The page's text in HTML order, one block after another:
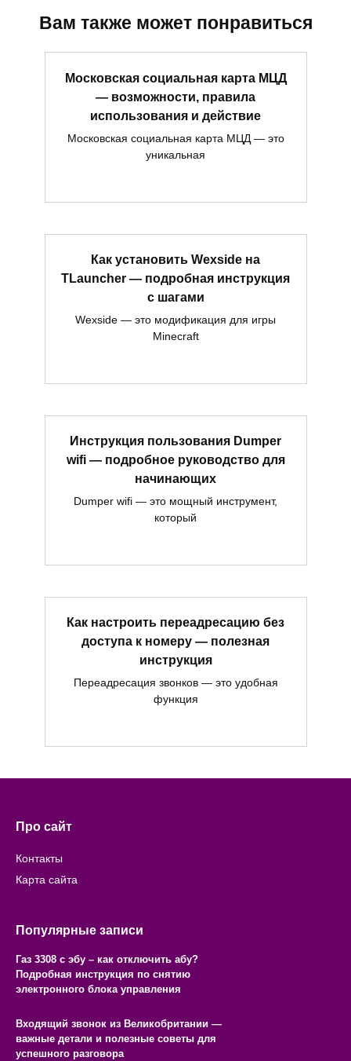
Вам также может понравиться
Московская социальная карта МЦД
— возможности, правила
использования и действие
Московская социальная карта МЦД — это
уникальная
Как установить Wexside на
TLauncher — подробная инструкция
с шагами
Wexside — это модификация для игры
Minecraft
Инструкция пользования Dumper
wifi — подробное руководство для
начинающих
Dumper wifi — это мощный инструмент,
который
Как настроить переадресацию без
доступа к номеру — полезная
инструкция
Переадресация звонков — это удобная
функция
Про сайт
Контакты
Карта сайта
Популярные записи
Газ 3308 с эбу – как отключить абу?
Подробная инструкция по снятию
электронного блока управления
Входящий звонок из Великобритании —
важные детали и полезные советы для
успешного разговора